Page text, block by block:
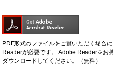
PDF形式のファイルをご覧いただく場合
Readerが必要です。
Adobe Readerをお
ダウンロードしてください。（無料）